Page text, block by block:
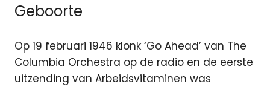
Geboorte
Op 19 februari 1946 klonk ‘Go Ahead’ van The
Columbia Orchestra op de radio en de eerste
uitzending van Arbeidsvitaminen was